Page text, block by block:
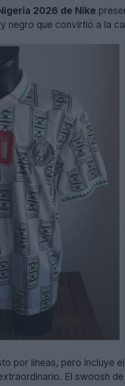
2026 de Nike
negro que convirtió a la
por líneas, pero incluye
El swoosh